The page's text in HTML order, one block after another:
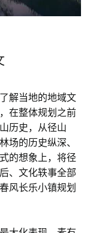
解当地的地域文
在整体规划之前
历史，从径山
场的历史纵深、
的想象上，将径
、文化轶事全部
风长乐小镇规划